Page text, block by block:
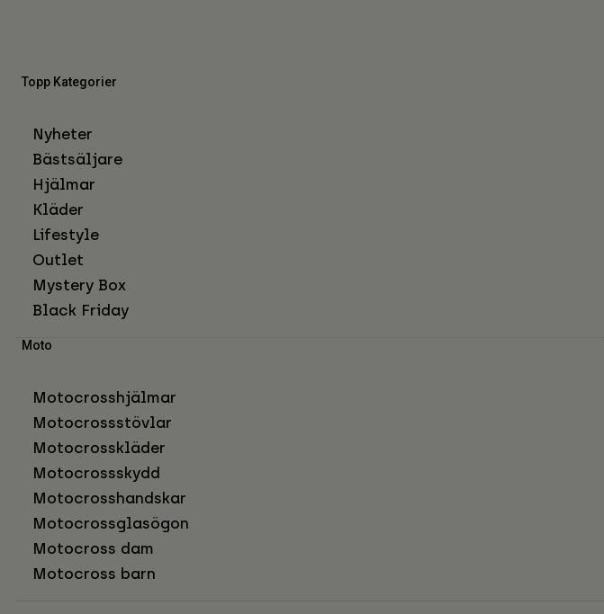
Topp Kategorier
Nyheter
Bästsäljare
Hjälmar
Kläder
Lifestyle
Outlet
Mystery Box
Black Friday
Moto
Motocrosshjälmar
Motocrossstövlar
Motocrosskläder
Motocrossskydd
Motocrosshandskar
Motocrossglasögon
Motocross dam
Motocross barn